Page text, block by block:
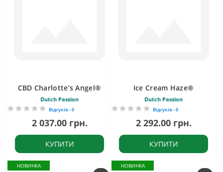
CBD Charlotte’s Angel®
Dutch Passion
Відгуків - 0
2 037.00 грн.
КУПИТИ
Ice Cream Haze®
Dutch Passion
Відгуків - 0
2 292.00 грн.
КУПИТИ
НОВИНКА
НОВИНКА